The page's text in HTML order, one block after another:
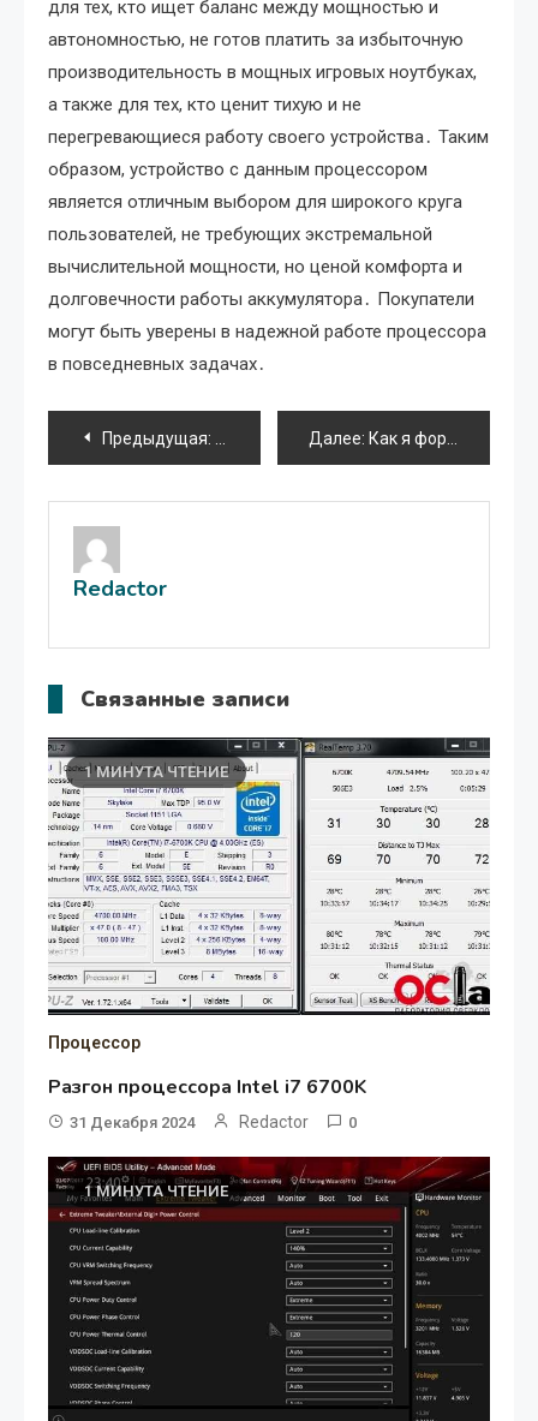
для тех, кто ищет баланс между мощностью и
автономностью, не готов платить за избыточную
производительность в мощных игровых ноутбуках,
а также для тех, кто ценит тихую и не
перегревающиеся работу своего устройства․ Таким
образом, устройство с данным процессором
является отличным выбором для широкого круга
пользователей, не требующих экстремальной
вычислительной мощности, но ценой комфорта и
долговечности работы аккумулятора․ Покупатели
могут быть уверены в надежной работе процессора
в повседневных задачах․
Навигация
по
записям
Предыдущая: Обзор процессоров AMD Phenom II X4
Далее: Как я форматировал свой планшет Android
Redactor
Связанные записи
1 МИНУТА ЧТЕНИЕ
Процессор
Разгон процессора Intel i7 6700K
31 Декабря 2024 Redactor 0
1 МИНУТА ЧТЕНИЕ